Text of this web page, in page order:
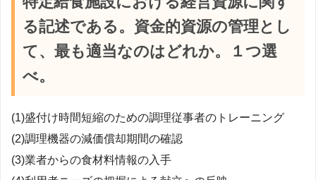
る記述である。資金的資源の管理とし
て、最も適当なのはどれか。１つ選
べ。
(1)盛付け時間短縮のための調理従事者のトレーニング
(2)調理機器の減価償却期間の確認
(3)業者からの食材料情報の入手